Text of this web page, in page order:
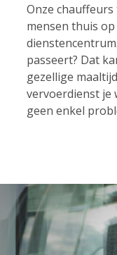
Onze
mensen thuis
passeert? Dat
gezellige
vervoerdienst je
geen enkel